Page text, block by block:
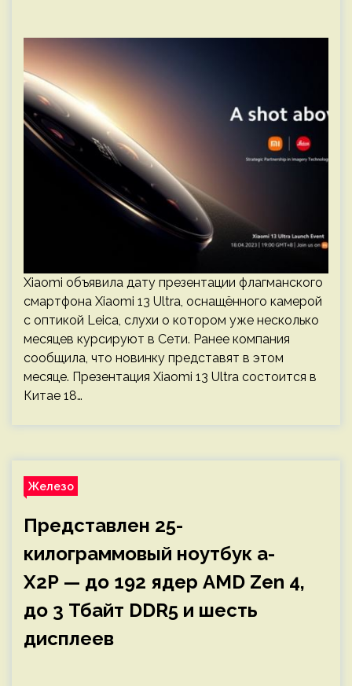
Xiaomi объявила дату презентации флагманского
смартфона Xiaomi 13 Ultra, оснащённого камерой
с оптикой Leica, слухи о котором уже несколько
месяцев курсируют в Сети. Ранее компания
сообщила, что новинку представят в этом
месяце. Презентация Xiaomi 13 Ultra состоится в
Китае 18…
Железо
Представлен 25-
килограммовый ноутбук a-
X2P — до 192 ядер AMD Zen 4,
до 3 Тбайт DDR5 и шесть
дисплеев